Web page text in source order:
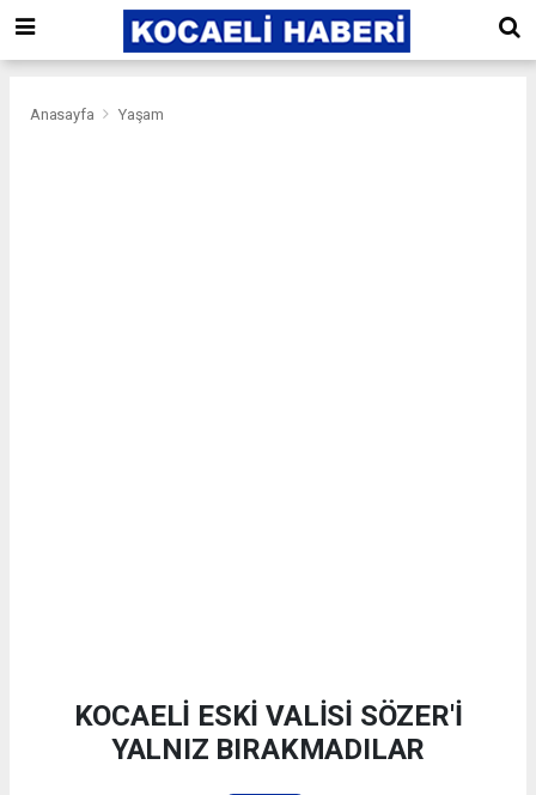
Anasayfa Yaşam
KOCAELİ ESKİ VALİSİ SÖZER'İ
YALNIZ BIRAKMADILAR